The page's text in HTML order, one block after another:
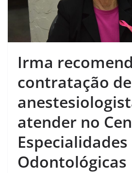
Irma
contratação de
atender no
Especialidades
Odontológicas